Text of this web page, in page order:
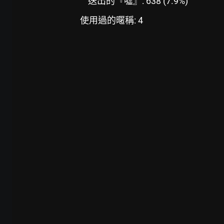
使用過的暱稱: 4